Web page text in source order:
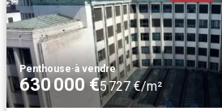
Penthouse·à vendre
630 000 €5 727 €/m²